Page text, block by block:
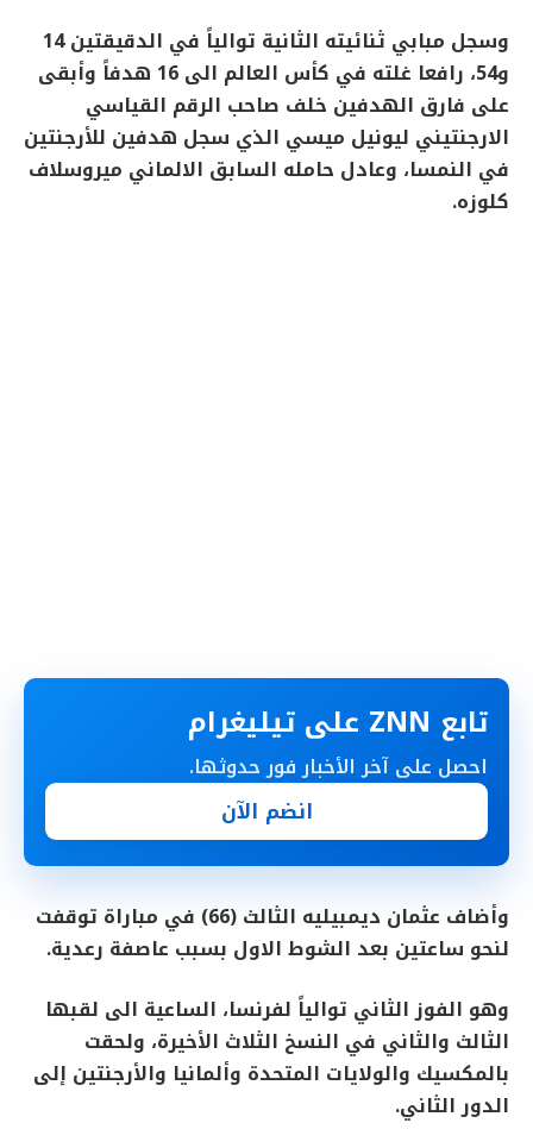
وسجل مبابي ثنائيته الثانية توالياً في الدقيقتين 14
و54، رافعا غلته في كأس العالم الى 16 هدفاً وأبقى
على فارق الهدفين خلف صاحب الرقم القياسي
الارجنتيني ليونيل ميسي الذي سجل هدفين للأرجنتين
في النمسا، وعادل حامله السابق الالماني ميروسلاف
كلوزه.
تابع ZNN على تيليغرام
احصل على آخر الأخبار فور حدوثها.
انضم الآن
وأضاف عثمان ديمبيليه الثالث (66) في مباراة توقفت
لنحو ساعتين بعد الشوط الاول بسبب عاصفة رعدية.
وهو الفوز الثاني توالياً لفرنسا، الساعية الى لقبها
الثالث والثاني في النسخ الثلاث الأخيرة، ولحقت
بالمكسيك والولايات المتحدة وألمانيا والأرجنتين إلى
الدور الثاني.